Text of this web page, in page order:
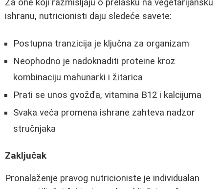
Za one koji razmišljaju o prelasku na vegetarijansku
ishranu, nutricionisti daju sledeće savete:
Postupna tranzicija je ključna za organizam
Neophodno je nadoknaditi proteine kroz
kombinaciju mahunarki i žitarica
Prati se unos gvožđa, vitamina B12 i kalcijuma
Svaka veća promena ishrane zahteva nadzor
stručnjaka
Zaključak
Pronalaženje pravog nutricioniste je individualan